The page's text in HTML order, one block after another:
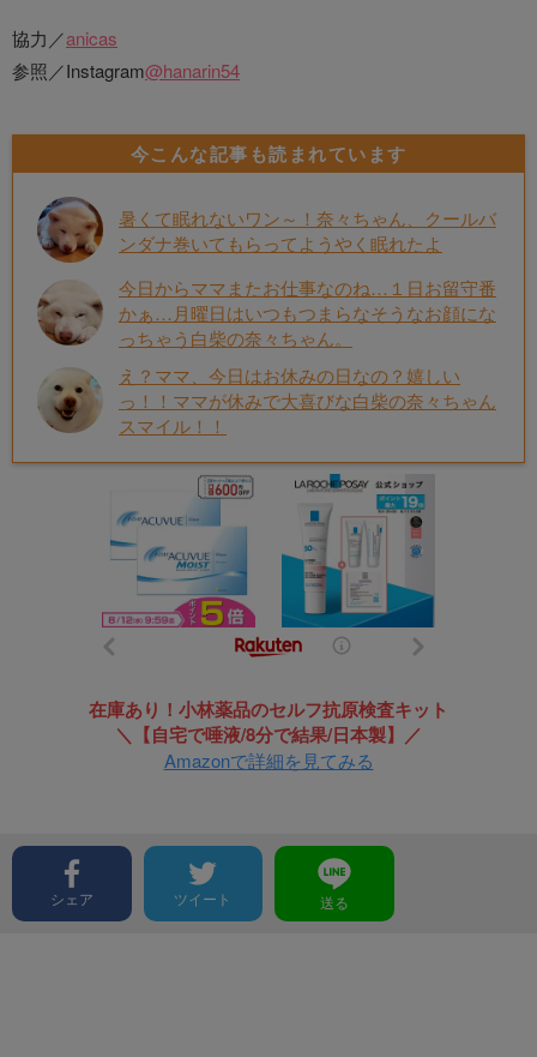
協力／anicas
参照／Instagram@hanarin54
今こんな記事も読まれています
暑くて眠れないワン～！奈々ちゃん、クールバ
ンダナ巻いてもらってようやく眠れたよ
今日からママまたお仕事なのね…１日お留守番
かぁ…月曜日はいつもつまらなそうなお顔にな
っちゃう白柴の奈々ちゃん。
え？ママ、今日はお休みの日なの？嬉しい
っ！！ママが休みで大喜びな白柴の奈々ちゃん
スマイル！！
在庫あり！小林薬品のセルフ抗原検査キット
＼【自宅で唾液/8分で結果/日本製】／
Amazonで詳細を見てみる
シェア ツイート 送る